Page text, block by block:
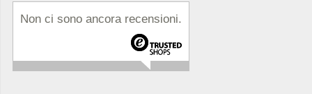
Non ci sono ancora recensioni.